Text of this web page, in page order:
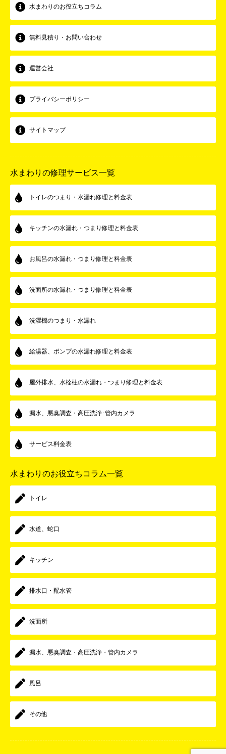
水まわりのお役立ちコラム
無料見積り・お問い合わせ
運営会社
プライバシーポリシー
サイトマップ
水まわりの修理サービス一覧
トイレのつまり・水漏れ修理と料金表
キッチンの水漏れ・つまり修理と料金表
お風呂の水漏れ・つまり修理と料金表
洗面所の水漏れ・つまり修理と料金表
洗濯機のつまり・水漏れ
給湯器、ポンプの水漏れ修理と料金表
屋外排水、水栓柱の水漏れ・つまり修理と料金表
漏水、悪臭調査・高圧洗浄･管内カメラ
サービス料金表
水まわりのお役立ちコラム一覧
トイレ
水道、蛇口
キッチン
排水口・配水管
洗面所
漏水、悪臭調査・高圧洗浄・管内カメラ
風呂
その他